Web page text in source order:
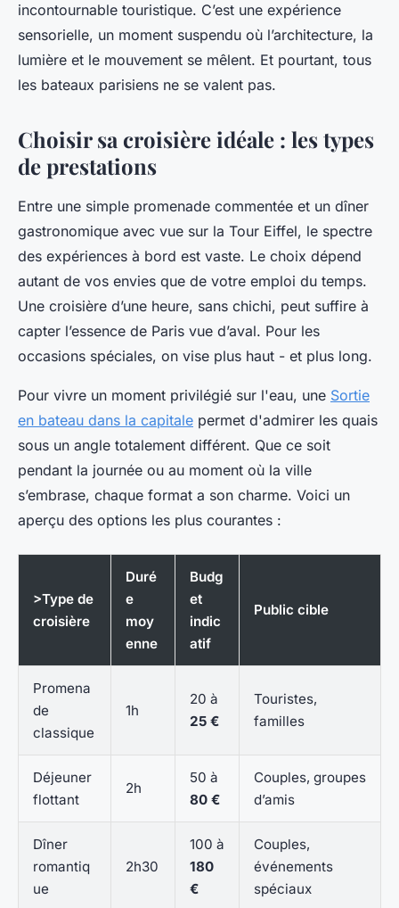
incontournable touristique. C’est une expérience
sensorielle, un moment suspendu où l’architecture, la
lumière et le mouvement se mêlent. Et pourtant, tous
les bateaux parisiens ne se valent pas.
Choisir sa croisière idéale : les types
de prestations
Entre une simple promenade commentée et un dîner
gastronomique avec vue sur la Tour Eiffel, le spectre
des expériences à bord est vaste. Le choix dépend
autant de vos envies que de votre emploi du temps.
Une croisière d’une heure, sans chichi, peut suffire à
capter l’essence de Paris vue d’aval. Pour les
occasions spéciales, on vise plus haut - et plus long.
Pour vivre un moment privilégié sur l'eau, une Sortie
en bateau dans la capitale permet d'admirer les quais
sous un angle totalement différent. Que ce soit
pendant la journée ou au moment où la ville
s’embrase, chaque format a son charme. Voici un
aperçu des options les plus courantes :
>Type de
croisière
Duré
e
moy
enne
Budg
et
indic
atif
Public cible
Promena
de
classique
1h
20 à
25 €
Touristes,
familles
Déjeuner
flottant
2h
50 à
80 €
Couples, groupes
d’amis
Dîner
romantiq
ue
2h30
100 à
180
€
Couples,
événements
spéciaux